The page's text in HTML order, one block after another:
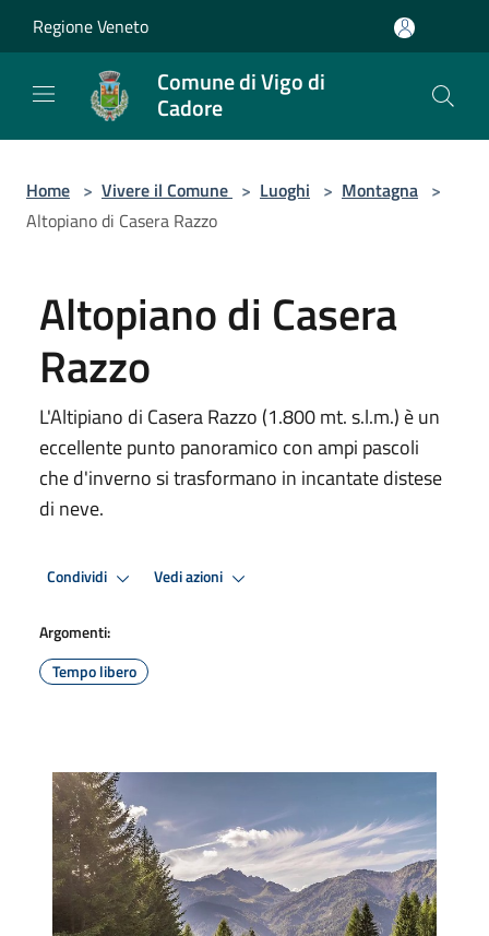
Regione Veneto
Comune di Vigo di
Cadore
Home > Vivere il Comune > Luoghi > Montagna >
Altopiano di Casera Razzo
Altopiano di Casera
Razzo
L'Altipiano di Casera Razzo (1.800 mt. s.l.m.) è un
eccellente punto panoramico con ampi pascoli
che d'inverno si trasformano in incantate distese
di neve.
Condividi Vedi azioni
Argomenti:
Tempo libero